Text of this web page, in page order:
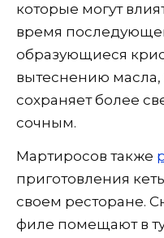
которые могут
время
образующиеся
вытеснению масла,
сохраняет более
сочным.
Мартиросов также
приготовления
своем ресторане.
филе помещают в